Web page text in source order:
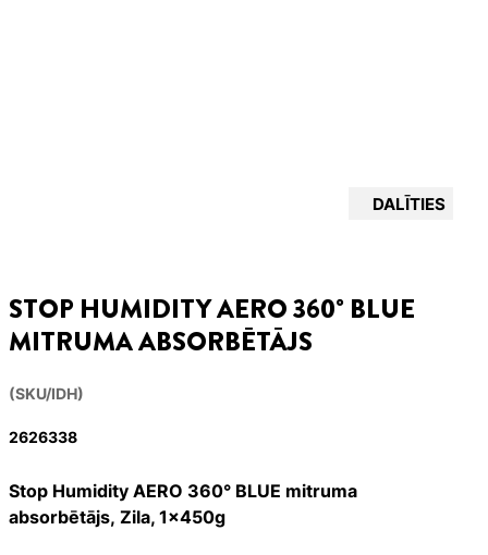
DALĪTIES
STOP HUMIDITY AERO 360° BLUE
MITRUMA ABSORBĒTĀJS
(SKU/IDH)
2626338
Stop Humidity AERO 360° BLUE mitruma
absorbētājs, Zila, 1x450g